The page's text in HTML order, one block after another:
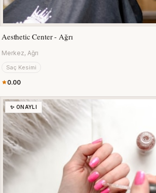
Aesthetic Center - Ağrı
Merkez, Ağrı
Saç Kesimi
0.00
✨ ONAYLI